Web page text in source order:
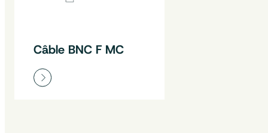
Câble BNC F MC